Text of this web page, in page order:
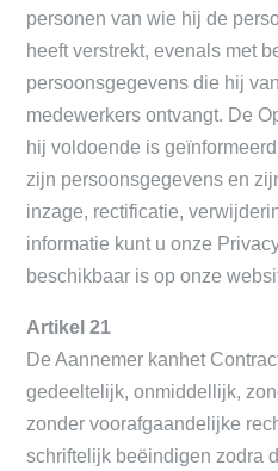
personen van wie hij de
heeft verstrekt, evenals met
persoonsgegevens die hij
medewerkers ontvangt. De
hij voldoende is
zijn persoonsgegevens en
inzage, rectificatie,
informatie kunt u onze
beschikbaar is op onze
Artikel 21
De Aannemer kanhet
gedeeltelijk, onmiddellijk,
zonder voorafgaandelijke
schriftelijk beëindigen zodra